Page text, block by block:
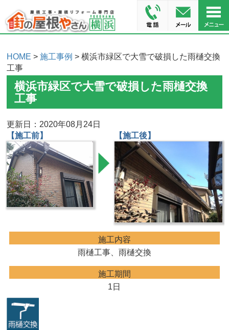
HOME >施工事例 > 横浜市緑区で大雪で破損した雨樋交換
工事
横浜市緑区で大雪で破損した雨樋交換
工事
更新日：2020年08月24日
【施工前】
【施工後】
施工内容
雨樋工事、雨樋交換
施工期間
1日